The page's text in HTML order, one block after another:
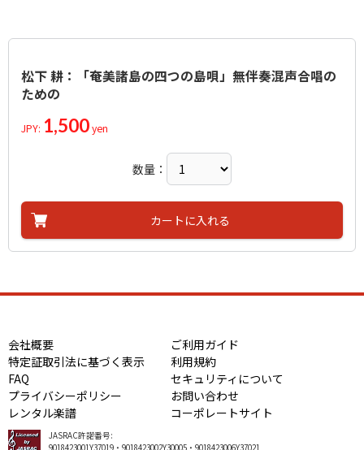
松下 耕：「奄美諸島の四つの島唄」無伴奏混声合唱の
ための
JPY: 1,500yen
数量：
カートに入れる
会社概要
ご利用ガイド
特定証取引法に基づく表示
利用規約
FAQ
セキュリティについて
プライバシーポリシー
お問い合わせ
レンタル楽譜
コーポレートサイト
JASRAC許諾番号:
9018423001Y37019・9018423002Y30005・9018423006Y37021